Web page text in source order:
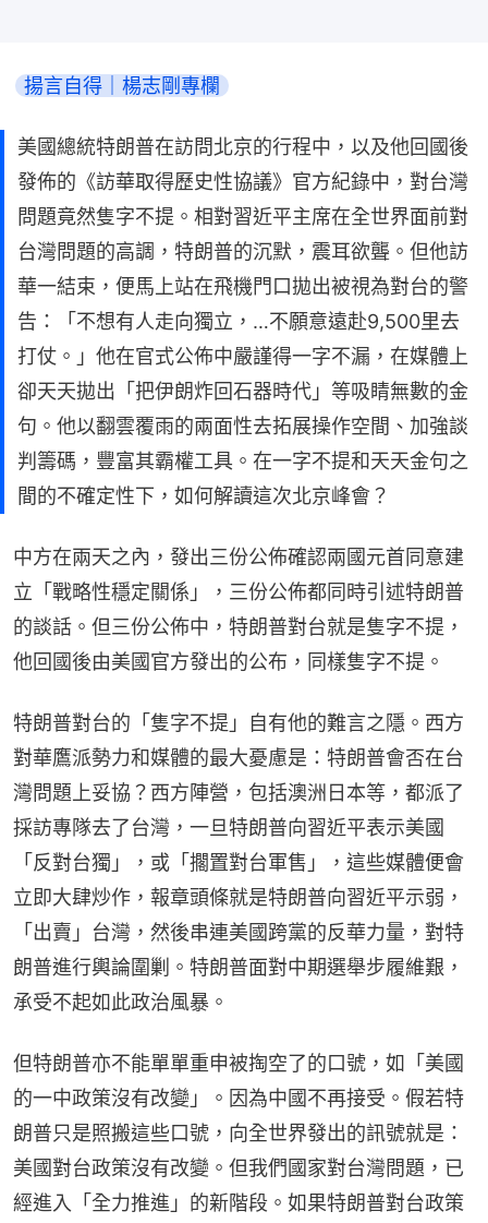
揚言自得｜楊志剛專欄
美國總統特朗普在訪問北京的行程中，以及他回國後
發佈的《訪華取得歷史性協議》官方紀錄中，對台灣
問題竟然隻字不提。相對習近平主席在全世界面前對
台灣問題的高調，特朗普的沉默，震耳欲聾。但他訪
華一結束，便馬上站在飛機門口拋出被視為對台的警
告：「不想有人走向獨立，…不願意遠赴9,500里去
打仗。」他在官式公佈中嚴謹得一字不漏，在媒體上
卻天天拋出「把伊朗炸回石器時代」等吸睛無數的金
句。他以翻雲覆雨的兩面性去拓展操作空間、加強談
判籌碼，豐富其霸權工具。在一字不提和天天金句之
間的不確定性下，如何解讀這次北京峰會？
中方在兩天之內，發出三份公佈確認兩國元首同意建
立「戰略性穩定關係」，三份公佈都同時引述特朗普
的談話。但三份公佈中，特朗普對台就是隻字不提，
他回國後由美國官方發出的公布，同樣隻字不提。
特朗普對台的「隻字不提」自有他的難言之隱。西方
對華鷹派勢力和媒體的最大憂慮是：特朗普會否在台
灣問題上妥協？西方陣營，包括澳洲日本等，都派了
採訪專隊去了台灣，一旦特朗普向習近平表示美國
「反對台獨」，或「擱置對台軍售」，這些媒體便會
立即大肆炒作，報章頭條就是特朗普向習近平示弱，
「出賣」台灣，然後串連美國跨黨的反華力量，對特
朗普進行輿論圍剿。特朗普面對中期選舉步履維艱，
承受不起如此政治風暴。
但特朗普亦不能單單重申被掏空了的口號，如「美國
的一中政策沒有改變」。因為中國不再接受。假若特
朗普只是照搬這些口號，向全世界發出的訊號就是：
美國對台政策沒有改變。但我們國家對台灣問題，已
經進入「全力推進」的新階段。如果特朗普對台政策